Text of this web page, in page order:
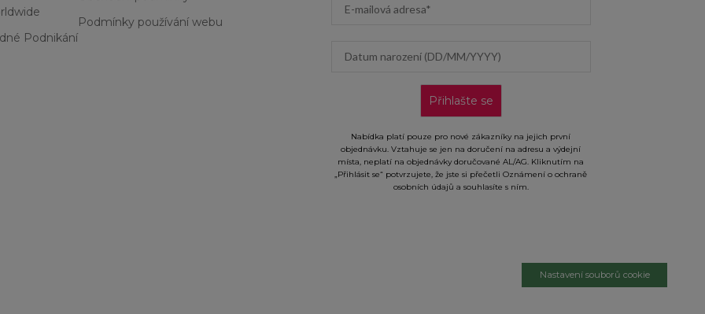
28 M Red Supreme
3 Nude Suede
Podnikání
Podmínky používání webu
Přihlašte se
Nabídka platí pouze pro nové zákazníky na jejich první
objednávku. Vztahuje se jen na doručení na adresu a výdejní
místa, neplatí na objednávky doručované AL/AG. Kliknutím na
„Přihlásit se“ potvrzujete, že jste si přečetli Oznámení o ochraně
osobních údajů a souhlasíte s ním.
Nastavení souborů cookie